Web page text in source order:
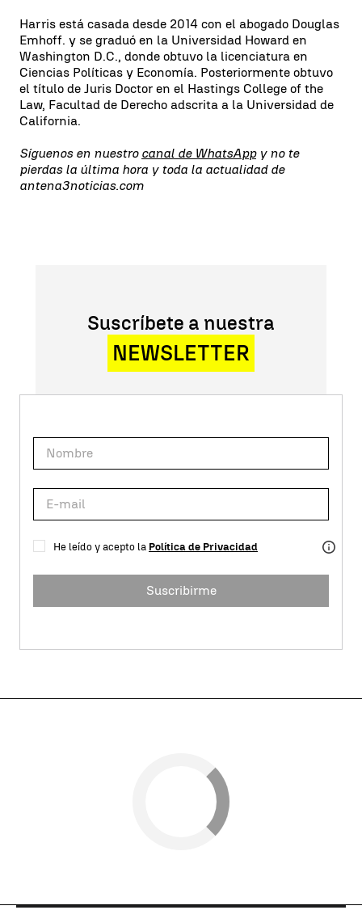
Harris está casada desde 2014 con el abogado Douglas
Emhoff. y se graduó en la Universidad Howard en
Washington D.C., donde obtuvo la licenciatura en
Ciencias Políticas y Economía. Posteriormente obtuvo
el título de Juris Doctor en el Hastings College of the
Law, Facultad de Derecho adscrita a la Universidad de
California.
Síguenos en nuestro canal de WhatsAppy no te
pierdas la última hora y toda la actualidad de
antena3noticias.com
Suscríbete a nuestra
NEWSLETTER
He leído y acepto la Política de Privacidad
Suscribirme